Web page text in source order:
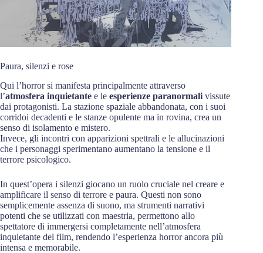
Paura, silenzi e rose
Qui l’horror si manifesta principalmente attraverso
l’atmosfera inquietante e le esperienze paranormali vissute
dai protagonisti. La stazione spaziale abbandonata, con i suoi
corridoi decadenti e le stanze opulente ma in rovina, crea un
senso di isolamento e mistero.
Invece, gli incontri con apparizioni spettrali e le allucinazioni
che i personaggi sperimentano aumentano la tensione e il
terrore psicologico.
In quest’opera i silenzi giocano un ruolo cruciale nel creare e
amplificare il senso di terrore e paura. Questi non sono
semplicemente assenza di suono, ma strumenti narrativi
potenti che se utilizzati con maestria, permettono allo
spettatore di immergersi completamente nell’atmosfera
inquietante del film, rendendo l’esperienza horror ancora più
intensa e memorabile.